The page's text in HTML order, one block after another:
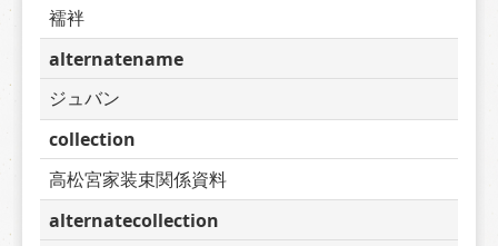
襦袢
alternatename
ジュバン
collection
高松宮家装束関係資料
alternatecollection